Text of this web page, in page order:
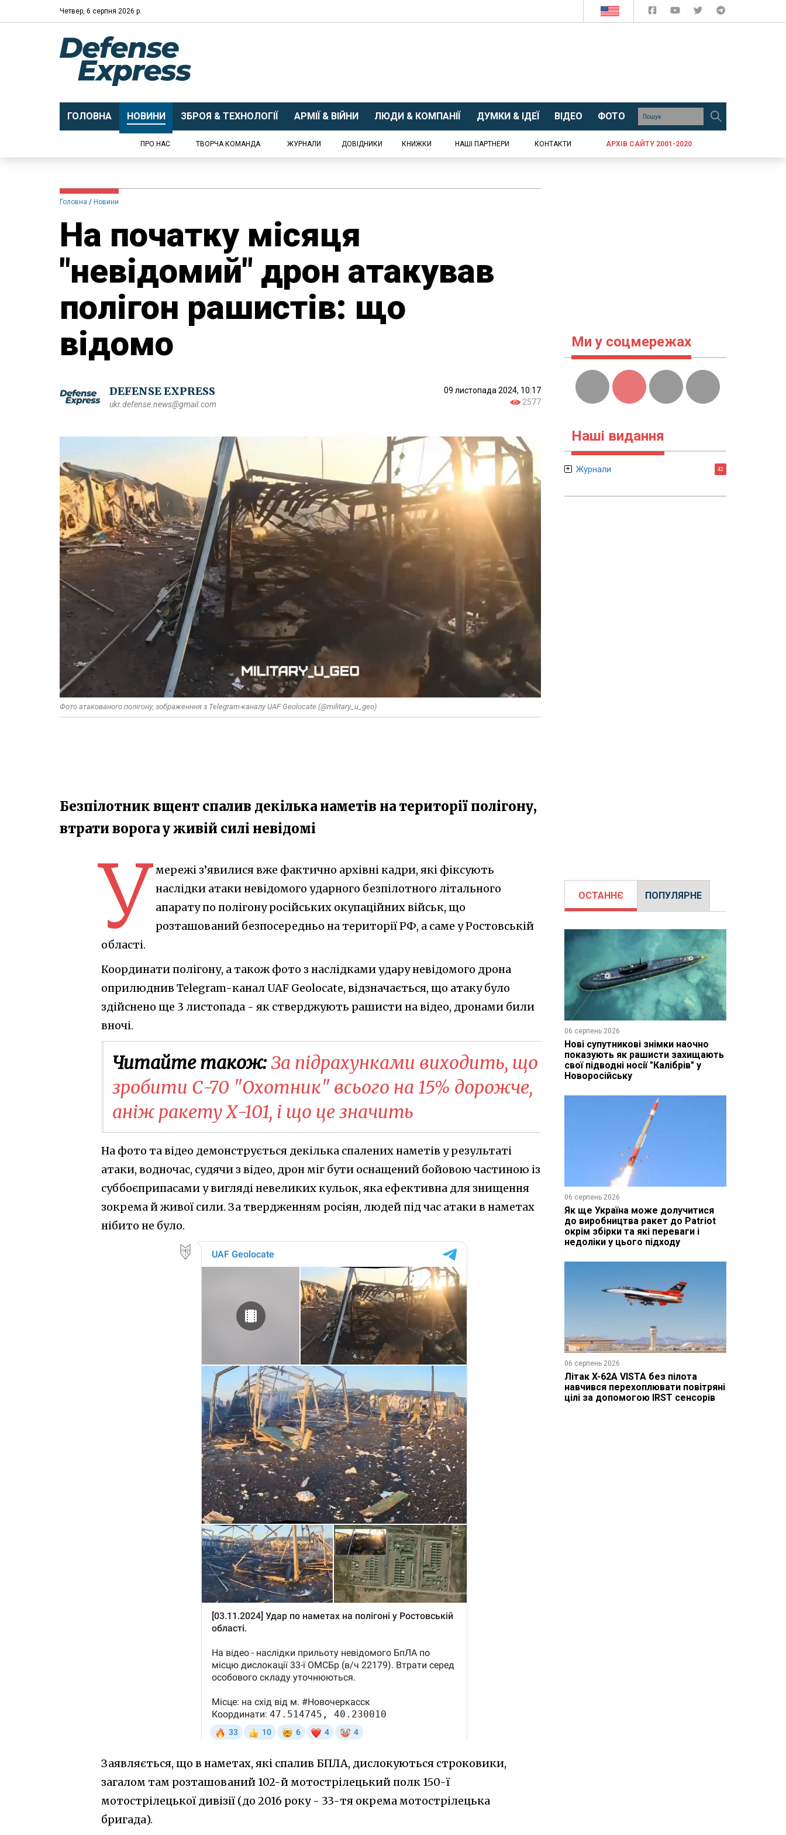
Четвер, 6 серпня 2026 р.
ГОЛОВНА НОВИНИ ЗБРОЯ & ТЕХНОЛОГІЇ АРМІЇ & ВІЙНИ ЛЮДИ & КОМПАНІЇ ДУМКИ & ІДЕЇ ВІДЕО ФОТО
ПРО НАС ТВОРЧА КОМАНДА ЖУРНАЛИ ДОВІДНИКИ КНИЖКИ НАШІ ПАРТНЕРИ КОНТАКТИ АРХІВ САЙТУ 2001-2020
Головна Новини
На початку місяця
"невідомий" дрон атакував
полігон рашистів: що
відомо
DEFENSE EXPRESS
ukr.defense.news@gmail.com
09 листопада 2024, 10:17
2577
Фото атакованого полігону, зображенння з Telegram-каналу UAF Geolocate (@military_u_geo)
Безпілотник вщент спалив декілька наметів на території полігону,
втрати ворога у живій силі невідомі
У мережі з’явилися вже фактично архівні кадри, які фіксують
наслідки атаки невідомого ударного безпілотного літального
апарату по полігону російських окупаційних військ, що
розташований безпосередньо на території РФ, а саме у Ростовській
області.
Координати полігону, а також фото з наслідками удару невідомого дрона
оприлюднив Telegram-канал UAF Geolocate, відзначається, що атаку було
здійснено ще 3 листопада - як стверджують рашисти на відео, дронами били
вночі.
Читайте також:За підрахунками виходить, що
зробити С-70 "Охотник" всього на 15% дорожче,
аніж ракету Х-101, і що це значить
На фото та відео демонструється декілька спалених наметів у результаті
атаки, водночас, судячи з відео, дрон міг бути оснащений бойовою частиною із
суббоєприпасами у вигляді невеликих кульок, яка ефективна для знищення
зокрема й живої сили. За твердженням росіян, людей під час атаки в наметах
нібито не було.
Заявляється, що в наметах, які спалив БПЛА, дислокуються строковики,
загалом там розташований 102-й мотострілецький полк 150-ї
мотострілецької дивізії (до 2016 року - 33-тя окрема мотострілецька
бригада).
Ми у соцмережах
Наші видання
Журнали 42
ОСТАННЄ ПОПУЛЯРНЕ
06 серпень 2026
Нові супутникові знімки наочно
показують як рашисти захищають
свої підводні носії "Калібрів" у
Новоросійську
06 серпень 2026
Як ще Україна може долучитися
до виробництва ракет до Patriot
окрім збірки та які переваги і
недоліки у цього підходу
06 серпень 2026
Літак X-62A VISTA без пілота
навчився перехоплювати повітряні
цілі за допомогою IRST сенсорів